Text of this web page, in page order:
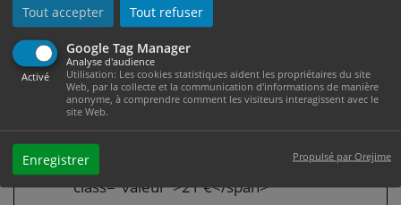
Tout accepter Tout refuser
Google Tag Manager
Activé
Analyse d'audience
Utilisation: Les cookies statistiques aident les propriétaires du site
Web, par la collecte et la communication d'informations de manière
anonyme, à comprendre comment les visiteurs interagissent avec le
site Web.
Enregistrer Propulsé par Orejime
Accéder au service en ligne
Ministère chargé des finances
En Guyane
Jusqu'à 14 ans : <span
class="valeur">8,50 €</span>
Entre 15 et 17 ans : <span
class="valeur">21 €</span>